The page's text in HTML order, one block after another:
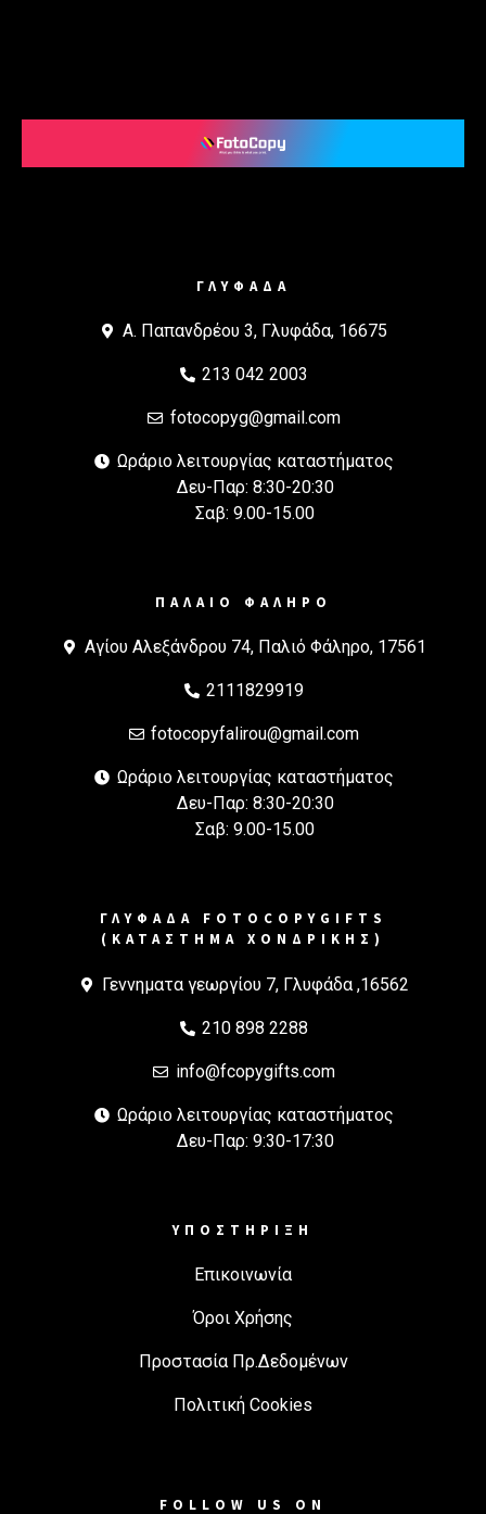
ΓΛΥΦΑΔΑ
Α. Παπανδρέου 3, Γλυφάδα, 16675
213 042 2003
fotocopyg@gmail.com
Ωράριο λειτουργίας καταστήματος
Δευ-Παρ: 8:30-20:30
Σαβ: 9.00-15.00
ΠΑΛΑΙΟ ΦΑΛΗΡΟ
Αγίου Αλεξάνδρου 74, Παλιό Φάληρο, 17561
2111829919
fotocopyfalirou@gmail.com
Ωράριο λειτουργίας καταστήματος
Δευ-Παρ: 8:30-20:30
Σαβ: 9.00-15.00
ΓΛΥΦΑΔΑ FOTOCOPYGIFTS
(ΚΑΤΑΣΤΗΜΑ ΧΟΝΔΡΙΚΗΣ)
Γεννηματα γεωργίου 7, Γλυφάδα ,16562
210 898 2288
info@fcopygifts.com
Ωράριο λειτουργίας καταστήματος
Δευ-Παρ: 9:30-17:30
ΥΠΟΣΤΗΡΙΞΗ
Επικοινωνία
Όροι Χρήσης
Προστασία Πρ.Δεδομένων
Πολιτική Cookies
FOLLOW US ON